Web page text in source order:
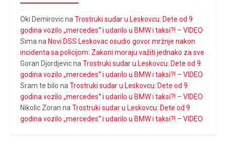
Oki DemirovicnaTrostruki sudar u Leskovcu: Dete od 9
godina vozilo „mercedes“ i udarilo u BMW i taksi?! – VIDEO
Simana Novi DSS Leskovac osudio govor mržnje nakon
incidenta sa policijom: Zakoni moraju važiti jednako za sve
Goran DjordjevicnaTrostruki sudar u Leskovcu: Dete od 9
godina vozilo „mercedes“ i udarilo u BMW i taksi?! – VIDEO
Sram te bilo naTrostruki sudar u Leskovcu: Dete od 9
godina vozilo „mercedes“ i udarilo u BMW i taksi?! – VIDEO
Nikolic Zoran naTrostruki sudar u Leskovcu: Dete od 9
godina vozilo „mercedes“ i udarilo u BMW i taksi?! – VIDEO